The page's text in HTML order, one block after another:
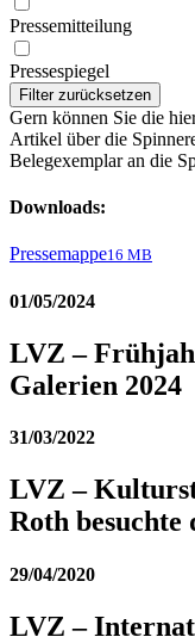
Pressemitteilung
Pressespiegel
Filter zurücksetzen
Gern können Sie die
Artikel über die
Belegexemplar an die
Downloads:
Pressemappe16 MB
01/05/2024
LVZ –
Galerien 2024
31/03/2022
LVZ –
Roth
29/04/2020
LVZ –